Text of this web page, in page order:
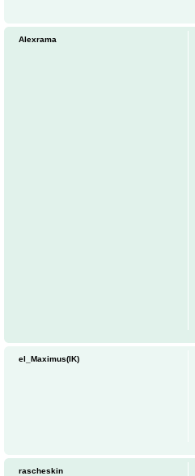
Alexrama
el_Maximus(IK)
rascheskin